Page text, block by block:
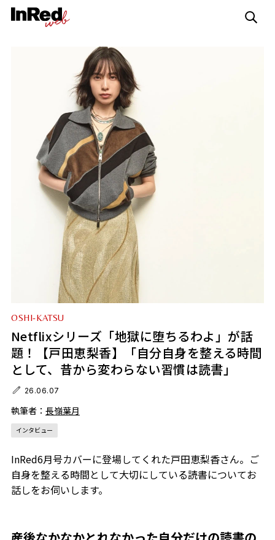
OSHI-KATSU
Netflixシリーズ「地獄に堕ちるわよ」が話
題！【戸田恵梨香】「自分自身を整える時間
として、昔から変わらない習慣は読書」
26.06.07
執筆者： 長嶺葉月
インタビュー
InRed6月号カバーに登場してくれた戸田恵梨香さん。ご
自身を整える時間として大切にしている読書についてお
話しをお伺いします。